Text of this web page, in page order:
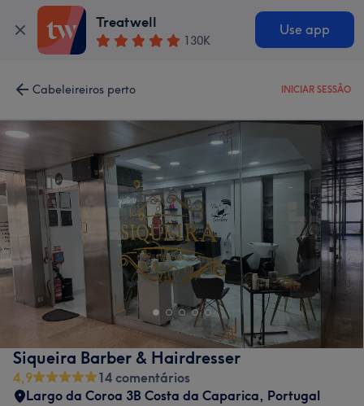
Treatwell
130K
Use app
Cabeleireiros perto INICIAR SESSÃO
Siqueira Barber & Hairdresser
4,9
14 comentários
Largo da Coroa 3B Costa da Caparica, Portugal